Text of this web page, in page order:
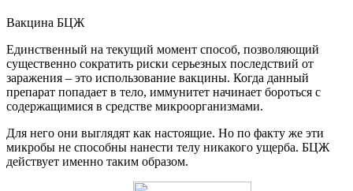
Вакцина БЦЖ
Единственный на текущий момент способ, позволяющий
существенно сократить риски серьезных последствий от
заражения – это использование вакцины. Когда данный
препарат попадает в тело, иммунитет начинает бороться с
содержащимися в средстве микроорганизмами.
Для него они выглядят как настоящие. Но по факту же эти
микробы не способны нанести телу никакого ущерба. БЦЖ
действует именно таким образом.